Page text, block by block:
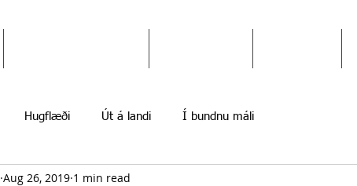
Hugflæði Út á landi Í bundnu máli
Aug 26, 2019 1 min read